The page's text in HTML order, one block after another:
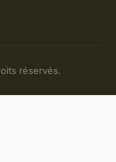
réservés.